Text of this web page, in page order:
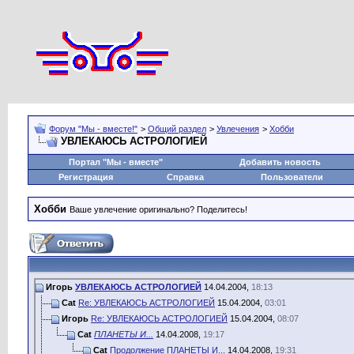
Форум "Мы - вместе!" > Общий раздел > Увлечения > Хобби
УВЛЕКАЮСЬ АСТРОЛОГИЕЙ
Портал "Мы - вместе"
Добавить новость
Регистрация
Справка Пользователи
Хобби Ваше увлечение оригинально? Поделитесь!
Игорь УВЛЕКАЮСЬ АСТРОЛОГИЕЙ 14.04.2004, 18:13
Cat Re: УВЛЕКАЮСЬ АСТРОЛОГИЕЙ 15.04.2004, 03:01
Игорь Re: УВЛЕКАЮСЬ АСТРОЛОГИЕЙ 15.04.2004, 08:07
Cat ПЛАНЕТЫ И... 14.04.2008, 19:17
Cat Продолжение ПЛАНЕТЫ И... 14.04.2008, 19:31